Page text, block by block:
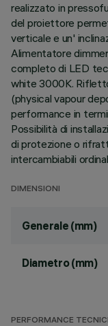
realizzato in
del proiettore
verticale e un'
Alimentatore
completo di LED
white 3000K.
(physical vapour
performance in
Possibilità di
di protezione o
intercambiabili
DIMENSIONI
Generale (mm)
Diametro (mm)
PERFORMANCE